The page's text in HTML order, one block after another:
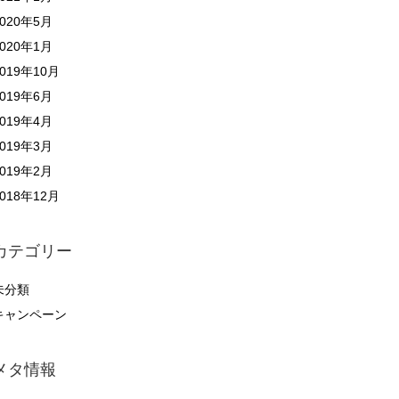
年5月
年1月
年10月
年6月
年4月
年3月
年2月
年12月
テゴリー
分類
ャンペーン
タ情報